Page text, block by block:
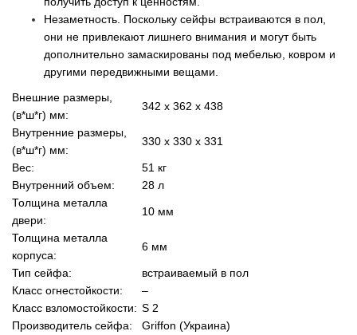
Незаметность. Поскольку сейфы встраиваются в пол,
они не привлекают лишнего внимания и могут быть
дополнительно замаскированы под мебелью, ковром и
другими передвижными вещами.
Внешние размеры,
(в*ш*г) мм:
342 х 362 х 438
Внутренние размеры,
(в*ш*г) мм:
330 х 330 х 331
Вес:
51 кг
Внутренний объем:
28 л
Толщина металла
двери:
10 мм
Толщина металла
корпуса:
6 мм
Тип сейфа:
встраиваемый в пол
Класс огнестойкости:
–
Класс взломостойкости: S 2
Производитель сейфа:
Griffon (Украина)